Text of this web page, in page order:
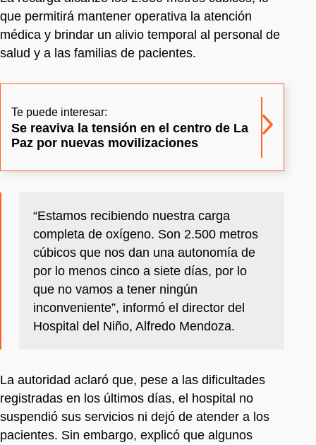
que permitirá mantener operativa la atención
médica y brindar un alivio temporal al personal de
salud y a las familias de pacientes.
Te puede interesar:
Se reaviva la tensión en el centro de La
Paz por nuevas movilizaciones
“Estamos recibiendo nuestra carga
completa de oxígeno. Son 2.500 metros
cúbicos que nos dan una autonomía de
por lo menos cinco a siete días, por lo
que no vamos a tener ningún
inconveniente”, informó el director del
Hospital del Niño, Alfredo Mendoza.
La autoridad aclaró que, pese a las dificultades
registradas en los últimos días, el hospital no
suspendió sus servicios ni dejó de atender a los
pacientes. Sin embargo, explicó que algunos